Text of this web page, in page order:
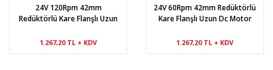
24V 120Rpm 42mm
Redüktörlü Kare Flanşlı Uzun
1.267,20 TL + KDV
24V 60Rpm 42mm Redüktörlü
Kare Flanşlı Uzun Dc Motor
1.267,20 TL + KDV